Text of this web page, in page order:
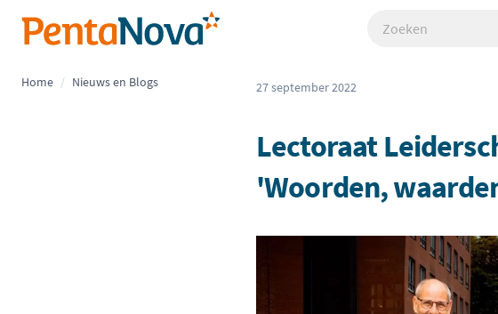
Pentanova - Academie voor schoolleiderschap Zoeken
Home / Nieuws en Blogs 27 september 2022
Lectoraat
'Woorden,